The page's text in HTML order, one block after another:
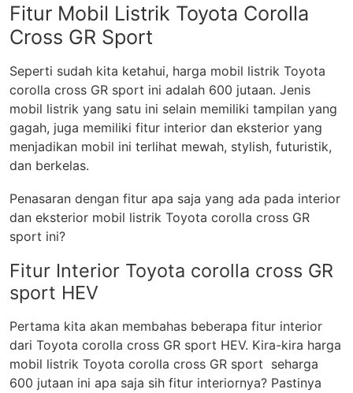
Fitur Mobil Listrik Toyota Corolla
Cross GR Sport
Seperti sudah kita ketahui, harga mobil listrik Toyota
corolla cross GR sport ini adalah 600 jutaan. Jenis
mobil listrik yang satu ini selain memiliki tampilan yang
gagah, juga memiliki fitur interior dan eksterior yang
menjadikan mobil ini terlihat mewah, stylish, futuristik,
dan berkelas.
Penasaran dengan fitur apa saja yang ada pada interior
dan eksterior mobil listrik Toyota corolla cross GR
sport ini?
Fitur Interior Toyota corolla cross GR
sport HEV
Pertama kita akan membahas beberapa fitur interior
dari Toyota corolla cross GR sport HEV. Kira-kira harga
mobil listrik Toyota corolla cross GR sport seharga
600 jutaan ini apa saja sih fitur interiornya? Pastinya